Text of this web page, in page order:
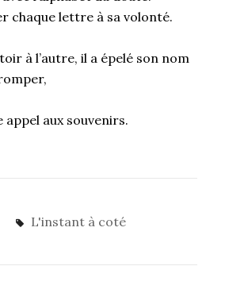
chaque lettre à sa volonté.
à l’autre, il a épelé son nom
appel aux souvenirs.
L'instant à coté